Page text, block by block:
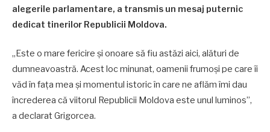
alegerile parlamentare, a transmis un mesaj puternic
dedicat tinerilor Republicii Moldova.
„Este o mare fericire și onoare să fiu astăzi aici, alături de
dumneavoastră. Acest loc minunat, oamenii frumoși pe care îi
văd în fața mea și momentul istoric în care ne aflăm îmi dau
încrederea că viitorul Republicii Moldova este unul luminos”,
a declarat Grigorcea.